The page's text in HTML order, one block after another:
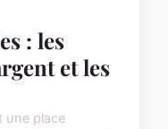
: les
et les
une place